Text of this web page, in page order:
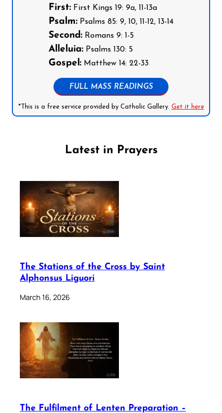
First: First Kings 19: 9a, 11-13a
Psalm: Psalms 85: 9, 10, 11-12, 13-14
Second: Romans 9: 1-5
Alleluia: Psalms 130: 5
Gospel: Matthew 14: 22-33
FULL MASS READINGS
*This is a free service provided by Catholic Gallery. Get it here
Latest in Prayers
The Stations of the Cross by Saint
Alphonsus Liguori
March 16, 2026
The Fulfilment of Lenten Preparation –